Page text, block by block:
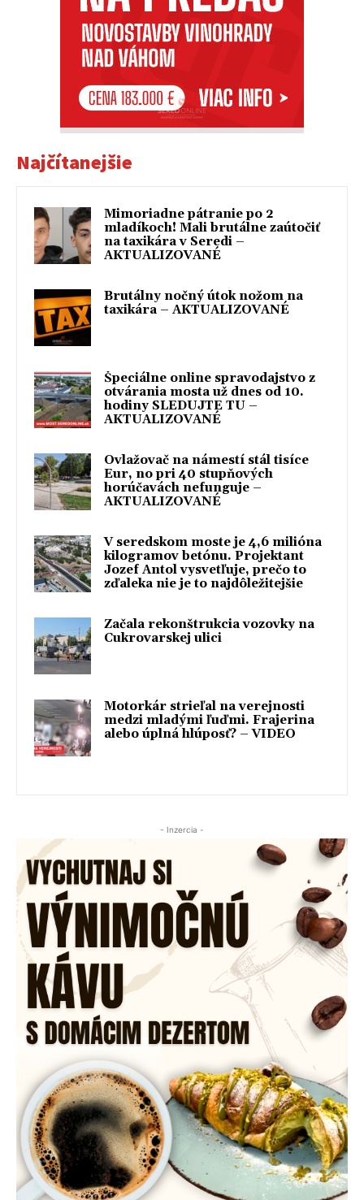
Najčítanejšie
Mimoriadne pátranie po 2
mladíkoch! Mali brutálne zaútočiť
na taxikára v Seredi –
AKTUALIZOVANÉ
Brutálny nočný útok nožom na
taxikára – AKTUALIZOVANÉ
Špeciálne online spravodajstvo z
otvárania mosta už dnes od 10.
hodiny SLEDUJTE TU –
AKTUALIZOVANÉ
Ovlažovač na námestí stál tisíce
Eur, no pri 40 stupňových
horúčavách nefunguje –
AKTUALIZOVANÉ
V seredskom moste je 4,6 milióna
kilogramov betónu. Projektant
Jozef Antol vysvetľuje, prečo to
zďaleka nie je to najdôležitejšie
Začala rekonštrukcia vozovky na
Cukrovarskej ulici
Motorkár strieľal na verejnosti
medzi mladými ľuďmi. Frajerina
alebo úplná hlúposť? – VIDEO
- Inzercia -